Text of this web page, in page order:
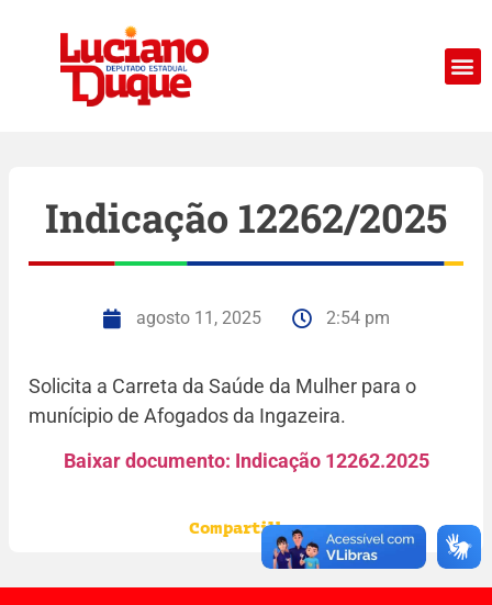
Indicação 12262/2025
agosto 11, 2025 2:54 pm
Solicita a Carreta da Saúde da Mulher para o
munícipio de Afogados da Ingazeira.
Baixar documento: Indicação 12262.2025
Compartilhe: